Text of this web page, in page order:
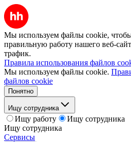
Мы используем файлы cookie,
правильную работу нашего веб-
трафик.
Правила использования файлов
Мы используем файлы cookie.
файлов cookie
Понятно
Ищу сотрудника
Ищу работу
Ищу сотрудника
Ищу сотрудника
Сервисы